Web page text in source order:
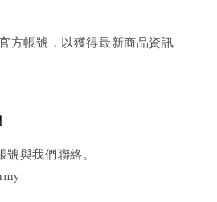
方帳號，以獲得最新商品資訊
與我們聯絡。